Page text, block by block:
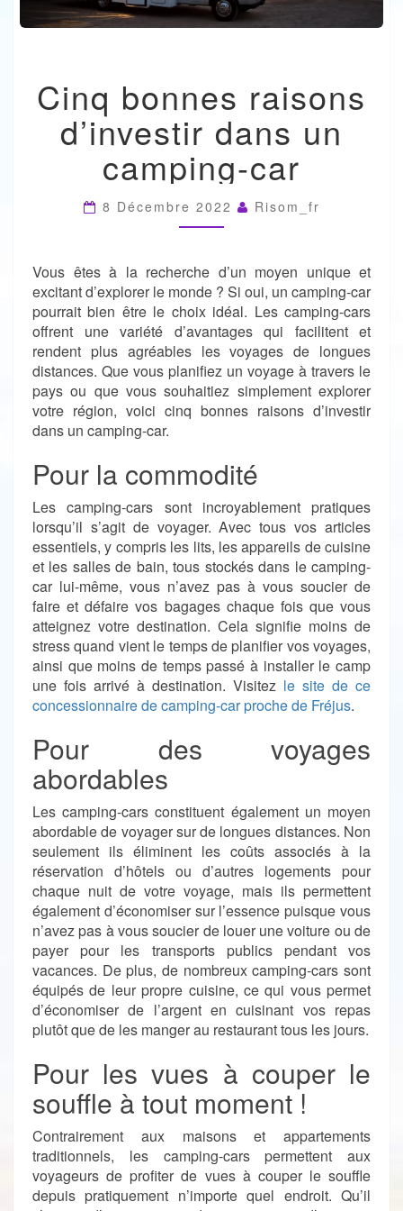
RAISONS
D’INVESTIR
DANS
UN
CAMPING-
Cinq bonnes raisons
d’investir dans un
camping-car
8 Décembre 2022 Risom_fr
Vous êtes à la recherche d’un moyen unique et
excitant d’explorer le monde ? Si oui, un camping-car
pourrait bien être le choix idéal. Les camping-cars
offrent une variété d’avantages qui facilitent et
rendent plus agréables les voyages de longues
distances. Que vous planifiez un voyage à travers le
pays ou que vous souhaitiez simplement explorer
votre région, voici cinq bonnes raisons d’investir
dans un camping-car.
Pour la commodité
Les camping-cars sont incroyablement pratiques
lorsqu’il s’agit de voyager. Avec tous vos articles
essentiels, y compris les lits, les appareils de cuisine
et les salles de bain, tous stockés dans le camping-
car lui-même, vous n’avez pas à vous soucier de
faire et défaire vos bagages chaque fois que vous
atteignez votre destination. Cela signifie moins de
stress quand vient le temps de planifier vos voyages,
ainsi que moins de temps passé à installer le camp
une fois arrivé à destination. Visitez le site de ce
concessionnaire de camping-car proche de Fréjus.
Pour des voyages
abordables
Les camping-cars constituent également un moyen
abordable de voyager sur de longues distances. Non
seulement ils éliminent les coûts associés à la
réservation d’hôtels ou d’autres logements pour
chaque nuit de votre voyage, mais ils permettent
également d’économiser sur l’essence puisque vous
n’avez pas à vous soucier de louer une voiture ou de
payer pour les transports publics pendant vos
vacances. De plus, de nombreux camping-cars sont
équipés de leur propre cuisine, ce qui vous permet
d’économiser de l’argent en cuisinant vos repas
plutôt que de les manger au restaurant tous les jours.
Pour les vues à couper le
souffle à tout moment !
Contrairement aux maisons et appartements
traditionnels, les camping-cars permettent aux
voyageurs de profiter de vues à couper le souffle
depuis pratiquement n’importe quel endroit. Qu’il